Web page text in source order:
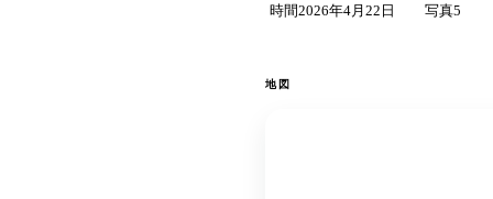
時間2026年4月22日 写真5
地図